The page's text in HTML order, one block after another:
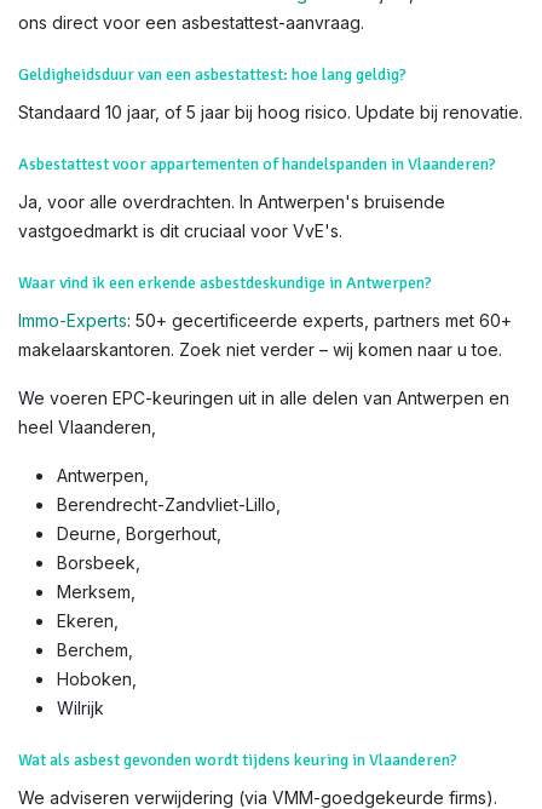
ons direct voor een asbestattest-aanvraag.
Geldigheidsduur van een asbestattest: hoe lang geldig?
Standaard 10 jaar, of 5 jaar bij hoog risico. Update bij renovatie.
Asbestattest voor appartementen of handelspanden in Vlaanderen?
Ja, voor alle overdrachten. In Antwerpen's bruisende
vastgoedmarkt is dit cruciaal voor VvE's.
Waar vind ik een erkende asbestdeskundige in Antwerpen?
Immo-Experts: 50+ gecertificeerde experts, partners met 60+
makelaarskantoren. Zoek niet verder – wij komen naar u toe.
We voeren EPC-keuringen uit in alle delen van Antwerpen en
heel Vlaanderen,
Antwerpen,
Berendrecht-Zandvliet-Lillo,
Deurne, Borgerhout,
Borsbeek,
Merksem,
Ekeren,
Berchem,
Hoboken,
Wilrijk​
Wat als asbest gevonden wordt tijdens keuring in Vlaanderen?
We adviseren verwijdering (via VMM-goedgekeurde firms).